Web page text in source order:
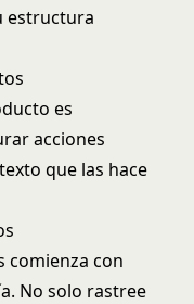
estructura
es
acciones
que las hace
comienza con
No solo rastree